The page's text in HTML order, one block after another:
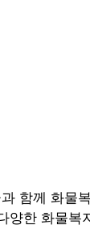
함께 화물
양한 화물